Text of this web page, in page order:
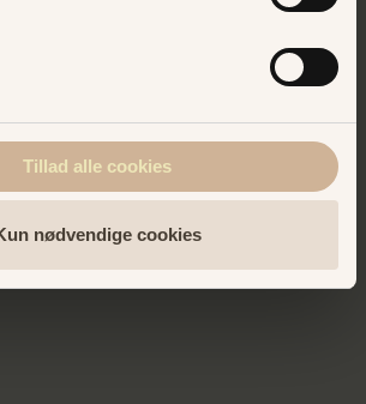
Tillad alle cookies
nødvendige cookies